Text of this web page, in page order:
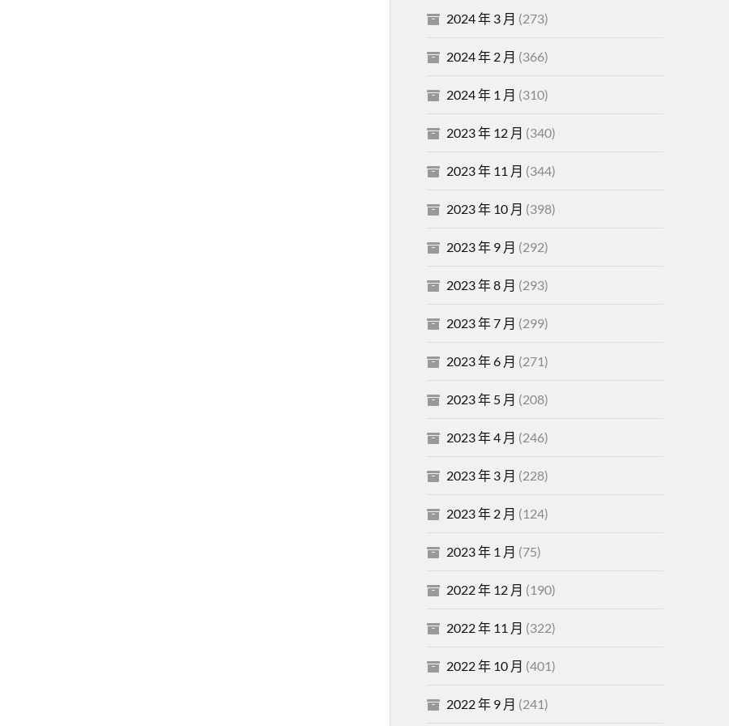
2024 年 3 月 (273)
2024 年 2 月 (366)
2024 年 1 月 (310)
2023 年 12 月 (340)
2023 年 11 月 (344)
2023 年 10 月 (398)
2023 年 9 月 (292)
2023 年 8 月 (293)
2023 年 7 月 (299)
2023 年 6 月 (271)
2023 年 5 月 (208)
2023 年 4 月 (246)
2023 年 3 月 (228)
2023 年 2 月 (124)
2023 年 1 月 (75)
2022 年 12 月 (190)
2022 年 11 月 (322)
2022 年 10 月 (401)
2022 年 9 月 (241)